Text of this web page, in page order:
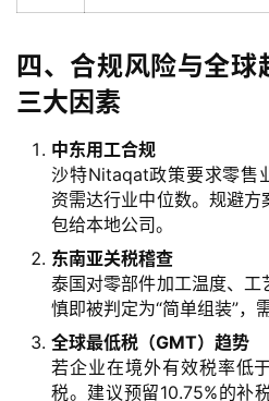
球
金
牌
答
四、合规风险与全球
三大因素
中东用工合规
沙特Nitaqat政策要求零售
资需达行业中位数。规避
包给本地公司。
东南亚关税稽查
泰国对零部件加工温度、
慎即被判定为“简单组装”，
全球最低税（GMT）趋势
若企业在境外有效税率低
税。建议预留10.75%的补